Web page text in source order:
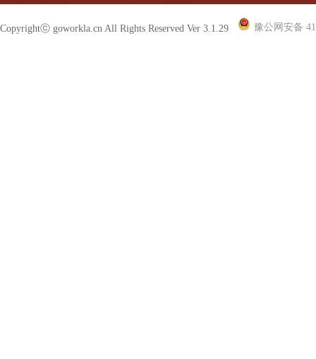
Copyrightⓒ goworkla.cn All Rights Reserved Ver 3.1.29 豫公网安备